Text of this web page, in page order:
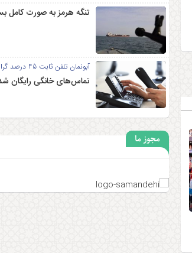
تنگه هرمز به صورت کامل
آبونمان تلفن ثابت 45 درصد گران شد
تماس‌های خانگی رایگان
مجوز ما